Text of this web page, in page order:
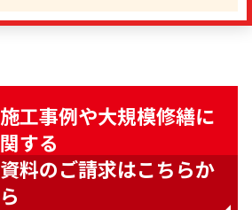
施工事例や大規模修繕に
関する
資料のご請求はこちらか
ら